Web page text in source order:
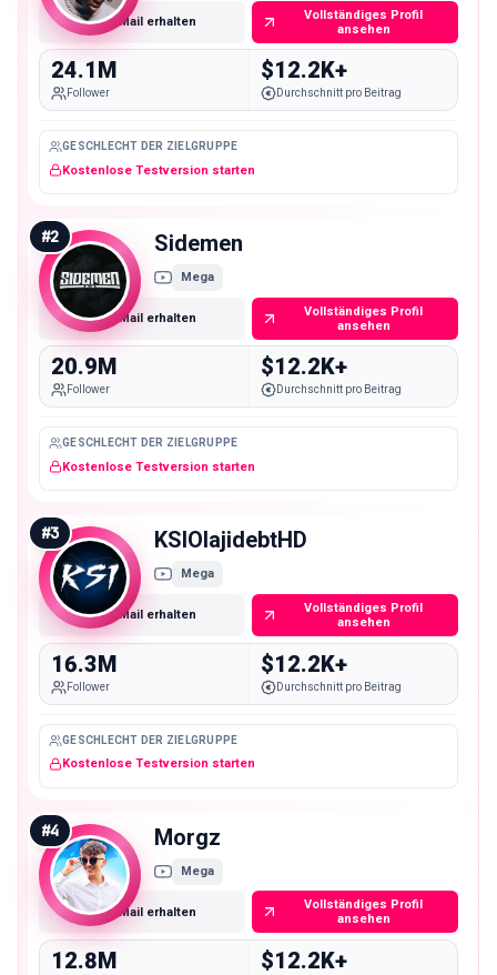
E-Mail erhalten
Vollständiges Profil
ansehen
24.1M
Follower
$12.2K+
Durchschnitt pro Beitrag
GESCHLECHT DER ZIELGRUPPE
Kostenlose Testversion starten
#2 Sidemen
Mega
E-Mail erhalten
Vollständiges Profil
ansehen
20.9M
Follower
$12.2K+
Durchschnitt pro Beitrag
GESCHLECHT DER ZIELGRUPPE
Kostenlose Testversion starten
#3 KSIOlajidebtHD
Mega
E-Mail erhalten
Vollständiges Profil
ansehen
16.3M
Follower
$12.2K+
Durchschnitt pro Beitrag
GESCHLECHT DER ZIELGRUPPE
Kostenlose Testversion starten
#4 Morgz
Mega
E-Mail erhalten
Vollständiges Profil
ansehen
12.8M $12.2K+